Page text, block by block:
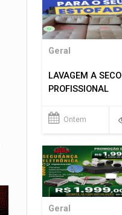
Geral
LAVAGEM A SECO
PROFISSIONAL
Ontem
Geral